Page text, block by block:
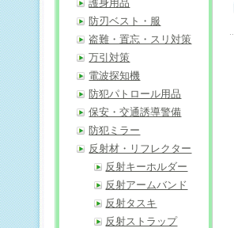
護身用品
防刃ベスト・服
盗難・置忘・スリ対策
万引対策
電波探知機
防犯パトロール用品
保安・交通誘導警備
防犯ミラー
反射材・リフレクター
反射キーホルダー
反射アームバンド
反射タスキ
反射ストラップ